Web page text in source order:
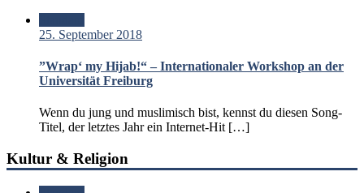
25. September 2018
”Wrap‘ my Hijab!“ – Internationaler Workshop an der
Universität Freiburg
Wenn du jung und muslimisch bist, kennst du diesen Song-
Titel, der letztes Jahr ein Internet-Hit […]
Kultur & Religion